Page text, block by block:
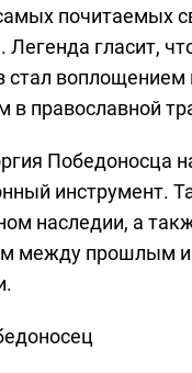
почитаемых
гласит,
стал
православной
Победоносца
инструмент.
наследии, а
между прошлым